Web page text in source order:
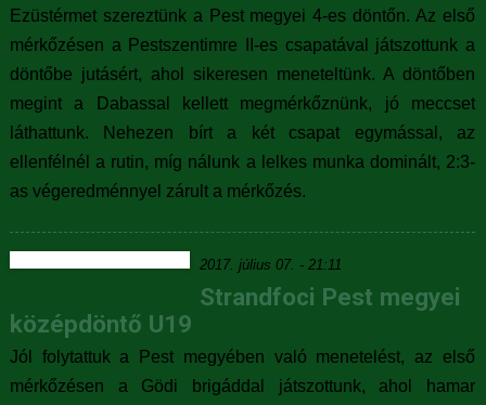
Ezüstérmet szereztünk a Pest megyei 4-es döntőn. Az első
mérkőzésen a Pestszentimre II-es csapatával játszottunk a
döntőbe jutásért, ahol sikeresen meneteltünk. A döntőben
megint a Dabassal kellett megmérkőznünk, jó meccset
láthattunk. Nehezen bírt a két csapat egymással, az
ellenfélnél a rutin, míg nálunk a lelkes munka dominált, 2:3-
as végeredménnyel zárult a mérkőzés.
2017. július 07. - 21:11
Strandfoci Pest megyei
középdöntő U19
Jól folytattuk a Pest megyében való menetelést, az első
mérkőzésen a Gödi brigáddal játszottunk, ahol hamar